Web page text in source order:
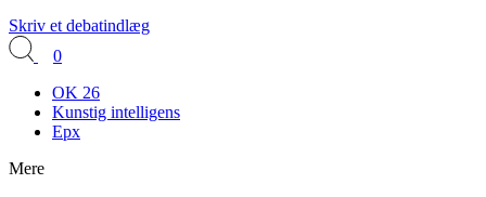
Skriv et debatindlæg
0
OK 26
Kunstig intelligens
Epx
Mere